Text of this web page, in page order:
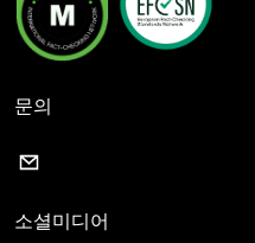
문의
소셜미디어